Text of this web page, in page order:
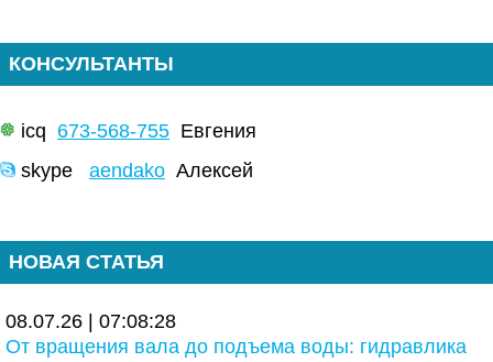
КОНСУЛЬТАНТЫ
icq 673-568-755 Евгения
skype aendako Алексей
НОВАЯ СТАТЬЯ
08.07.26 | 07:08:28
От вращения вала до подъема воды: гидравлика